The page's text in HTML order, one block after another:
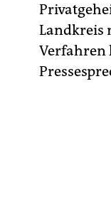
Landkreis
Verfahren